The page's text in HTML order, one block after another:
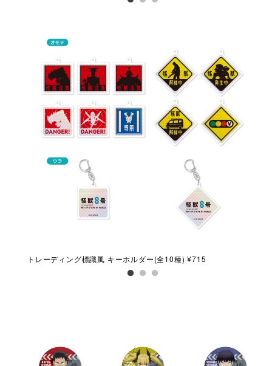
トレーディング標識風 キーホルダー(全10種) ¥715